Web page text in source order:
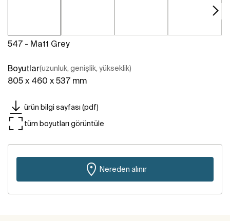
547 - Matt Grey
Boyutlar(uzunluk, genişlik, yükseklik)
805 x 460 x 537 mm
ürün bilgi sayfası (pdf)
tüm boyutları görüntüle
Nereden alınır